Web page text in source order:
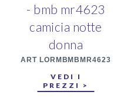
- bmb mr4623
camicia notte
donna
ART LORMBMBMR4623
VEDI I
PREZZI >